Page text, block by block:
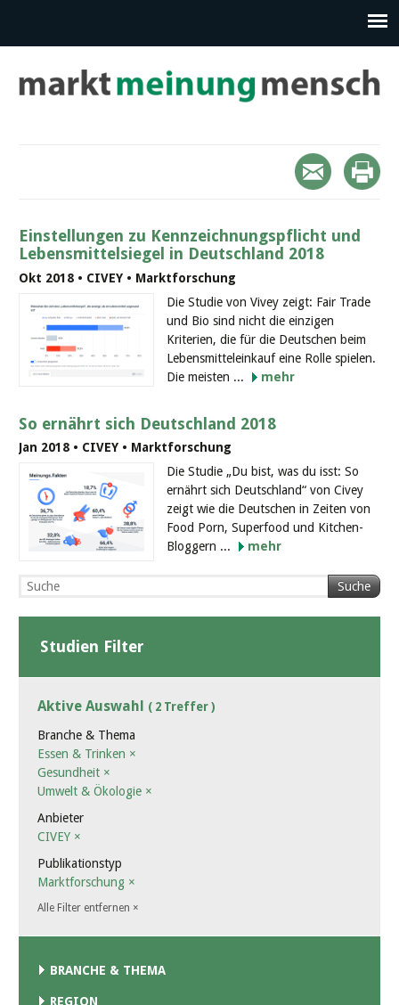
Einstellungen zu Kennzeichnungspflicht und
Lebensmittelsiegel in Deutschland 2018
Okt 2018 • CIVEY • Marktforschung
Die Studie von Vivey zeigt: Fair Trade
und Bio sind nicht die einzigen
Kriterien, die für die Deutschen beim
Lebensmitteleinkauf eine Rolle spielen.
Die meisten ...
mehr
So ernährt sich Deutschland 2018
Jan 2018 • CIVEY • Marktforschung
Die Studie „Du bist, was du isst: So
ernährt sich Deutschland“ von Civey
zeigt wie die Deutschen in Zeiten von
Food Porn, Superfood und Kitchen-
Bloggern ...
mehr
Suche
Studien Filter
Aktive Auswahl ( 2 Treffer )
Branche & Thema
Essen & Trinken ×
Gesundheit ×
Umwelt & Ökologie ×
Anbieter
CIVEY ×
Publikationstyp
Marktforschung ×
Alle Filter entfernen ×
BRANCHE & THEMA
REGION